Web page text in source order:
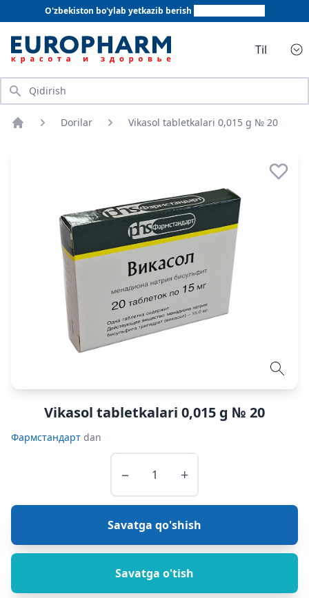
O'zbekiston bo'ylab yetkazib berish
Til
Qidirish
Dorilar Vikasol tabletkalari 0,015 g № 20
Vikasol tabletkalari 0,015 g № 20
Фармстандарт dan
− +
Savatga qo'shish
Savatga o'tish